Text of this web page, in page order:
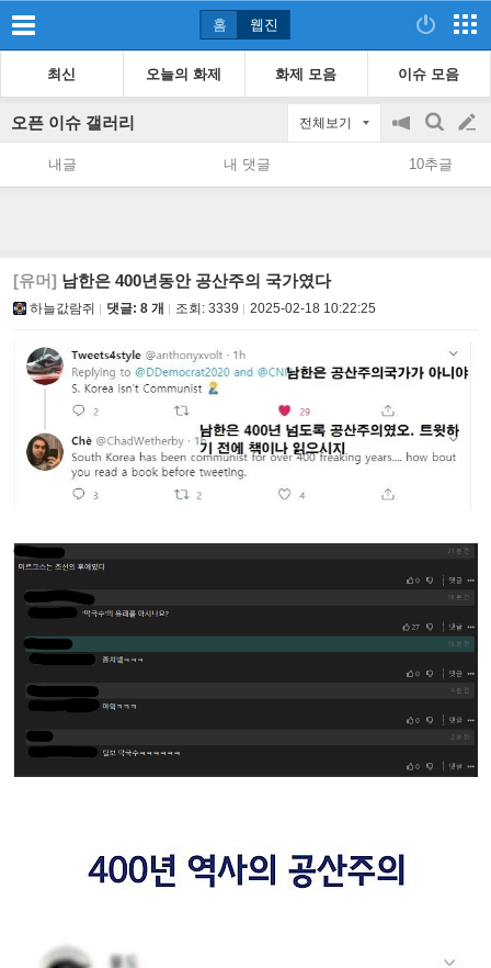
홈 웹진
최신 오늘의 화제 화제 모음 이슈 모음
오픈 이슈 갤러리 전체보기
공
지
on/off
검
색
글
쓰
내글 내 댓글 10추글
[유머] 남한은 400년동안 공산주의 국가였다
하늘값람쥐 댓글: 8 개 조회: 3339 2025-02-18 10:22:25